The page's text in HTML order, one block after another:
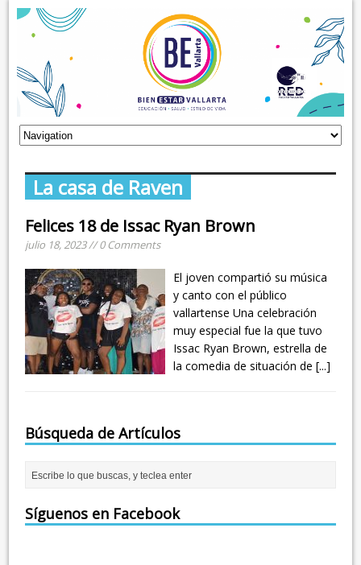
La casa de Raven
Felices 18 de Issac Ryan Brown
julio 18, 2023 // 0 Comments
El joven compartió su música
y canto con el público
vallartense Una celebración
muy especial fue la que tuvo
Issac Ryan Brown, estrella de
la comedia de situación de[...]
Búsqueda de Artículos
Síguenos en Facebook